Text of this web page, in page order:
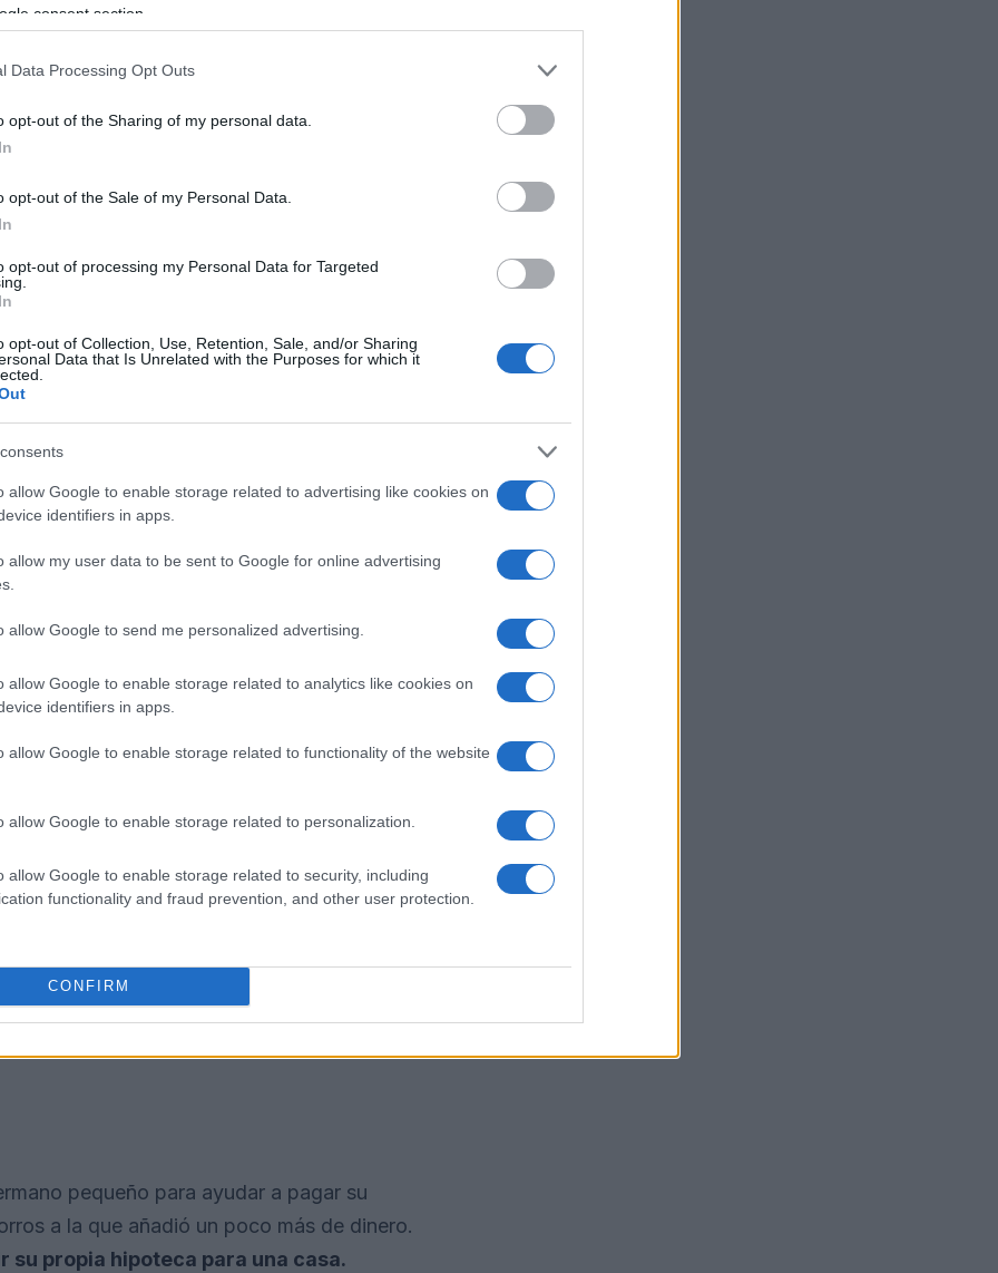
consent section.
Data Processing Opt Outs
opt-out of the Sharing of my personal data.
opt-out of the Sale of my Personal Data.
opt-out of processing my Personal Data for Targeted
opt-out of Collection, Use, Retention, Sale, and/or Sharing
Data that Is Unrelated with the Purposes for which it
allow Google to enable storage related to advertising like cookies on
identifiers in apps.
allow my user data to be sent to Google for online advertising
allow Google to send me personalized advertising.
allow Google to enable storage related to analytics like cookies on
identifiers in apps.
allow Google to enable storage related to functionality of the website
allow Google to enable storage related to personalization.
allow Google to enable storage related to security, including
functionality and fraud prevention, and other user protection.
CONFIRM
ha estado ahorrando en secreto el
precisamente fáciles, pero aun así
de aplicaciones. Se
nunca demasiado para su familia. Cuando
le
casa durante 6 meses, pero luego
lo que su hermano pequeño no sabía
los dos hermanos siempre han sido los
de pagar el alquiler de su hermano
pequeño para ayudar a pagar su
a la que añadió un poco más de dinero.
propia hipoteca para una casa.